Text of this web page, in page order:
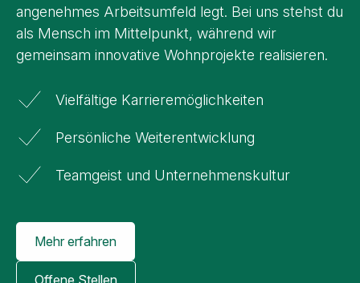
angenehmes Arbeitsumfeld legt. Bei uns stehst du
als Mensch im Mittelpunkt, während wir
gemeinsam innovative Wohnprojekte realisieren.
Vielfältige Karrieremöglichkeiten
Persönliche Weiterentwicklung
Teamgeist und Unternehmenskultur
Weiterführende Angebote –
Mehr erfahren